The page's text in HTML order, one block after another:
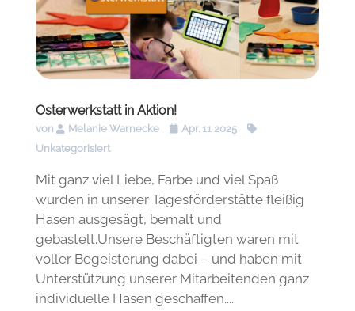
Osterwerkstatt in Aktion!
von Melanie Warnecke
Apr. 11 2025
Unkategorisiert
Mit ganz viel Liebe, Farbe und viel Spaß
wurden in unserer Tagesförderstätte fleißig
Hasen ausgesägt, bemalt und
gebastelt.Unsere Beschäftigten waren mit
voller Begeisterung dabei – und haben mit
Unterstützung unserer Mitarbeitenden ganz
individuelle Hasen geschaffen....